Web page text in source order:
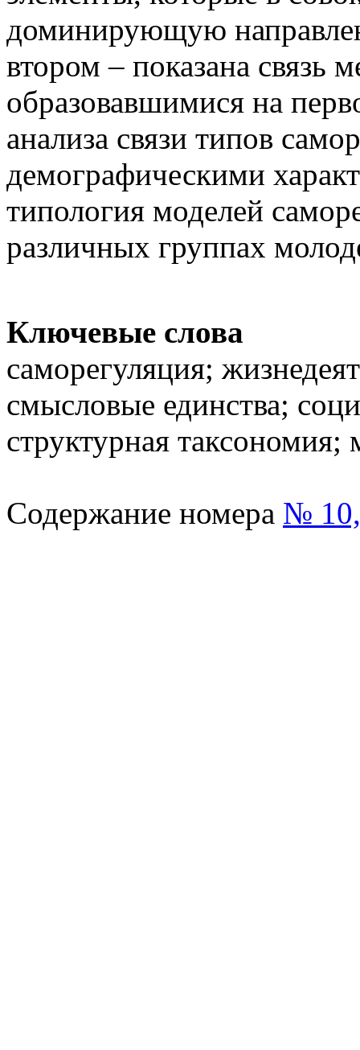
доминирующую
втором – показана связь
образовавшимися на
анализа связи типов
демографическими
типология моделей
различных группах
Ключевые слова
саморегуляция;
смысловые единства;
структурная таксономия;
Содержание номера №